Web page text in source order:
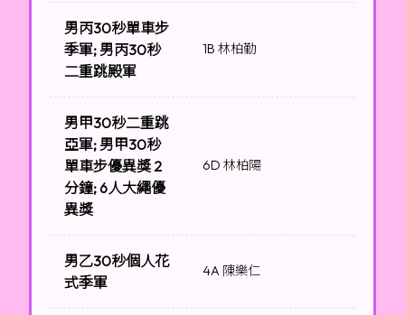
男丙30秒單車步
季軍; 男丙30秒
二重跳殿軍
1B 林柏勤
男甲30秒二重跳
亞軍; 男甲30秒
單車步優異獎 2
分鐘; 6人大繩優
異獎
6D 林柏陽
男乙30秒個人花
式季軍
4A 陳樂仁